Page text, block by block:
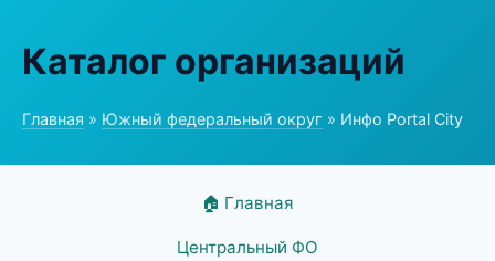
Каталог организаций
Главная » Южный федеральный округ » Инфо Portal City
🏠 Главная
Центральный ФО